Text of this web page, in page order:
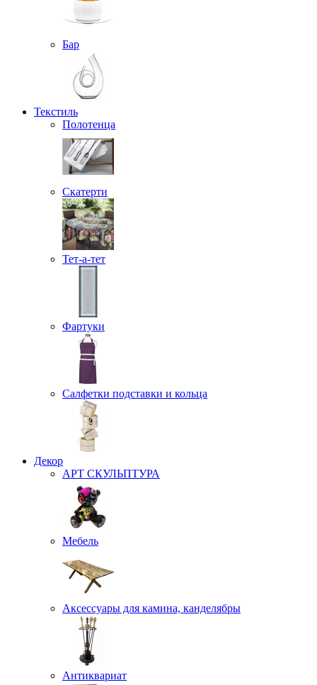
Бар
Текстиль
Полотенца
Скатерти
Тет-а-тет
Фартуки
Салфетки подставки и кольца
Декор
АРТ СКУЛЬПТУРА
Мебель
Аксессуары для камина, канделябры
Антиквариат